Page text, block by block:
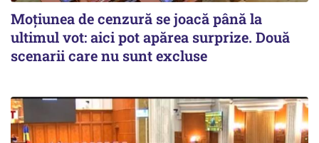
Moțiunea de cenzură se joacă până la
ultimul vot: aici pot apărea surprize. Două
scenarii care nu sunt excluse